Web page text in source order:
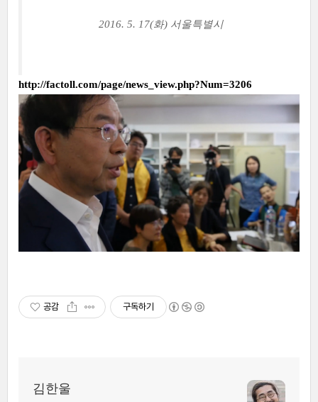
2016. 5. 17(화) 서울특별시
http://factoll.com/page/news_view.php?Num=3206
공감 구독하기
김한울